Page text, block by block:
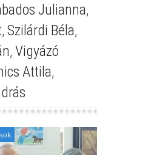
Julianna,
, Szilárdi Béla,
, Vigyázó
Attila,